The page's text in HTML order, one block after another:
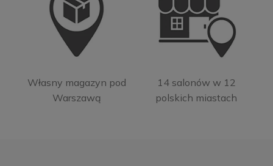
Własny magazyn pod
Warszawą
14 salonów w 12
polskich miastach